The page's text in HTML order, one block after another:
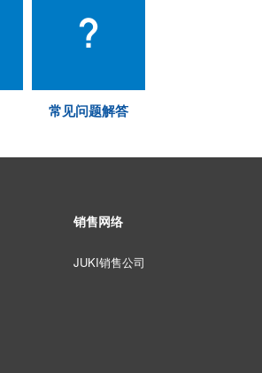
常见问题解答
销售网络
JUKI销售公司